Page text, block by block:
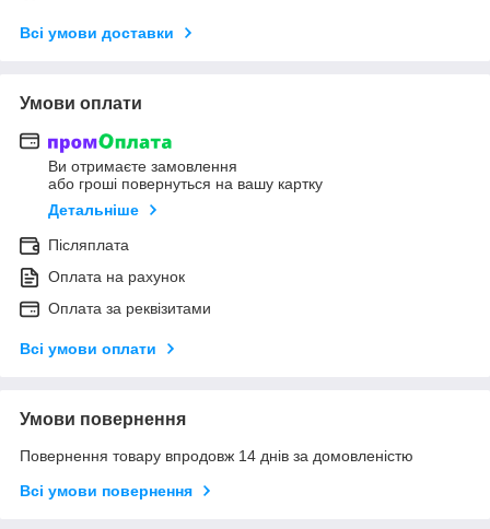
Всі умови доставки
Умови оплати
Ви отримаєте замовлення
або гроші повернуться на вашу картку
Детальніше
Післяплата
Оплата на рахунок
Оплата за реквізитами
Всі умови оплати
Умови повернення
Повернення товару впродовж 14 днів за домовленістю
Всі умови повернення